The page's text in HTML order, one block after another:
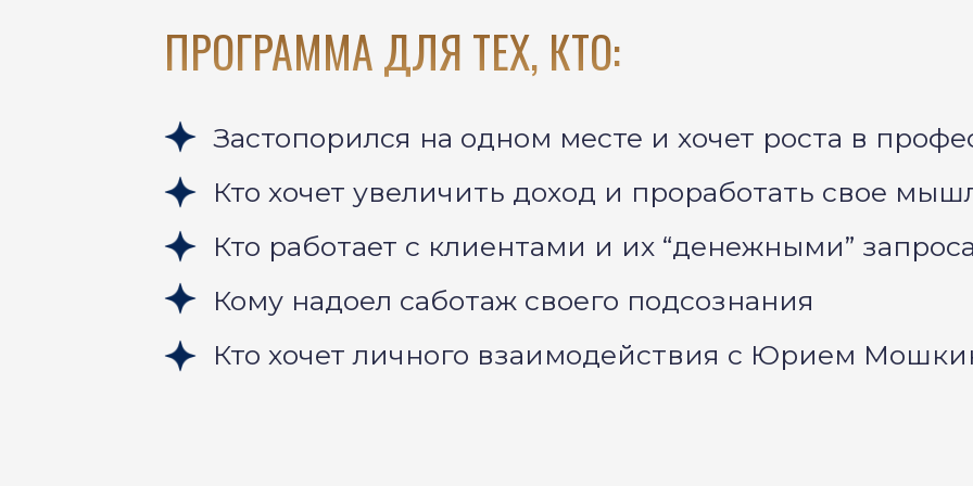
Застопорился на одном месте и хочет роста в
Кто хочет увеличить доход и проработать свое
Кто работает с клиентами и их “денежными”
Кому надоел саботаж своего подсознания
Кто хочет личного взаимодействия с Юрием
ПРОГРАММА ДЛЯ ТЕХ, КТО: